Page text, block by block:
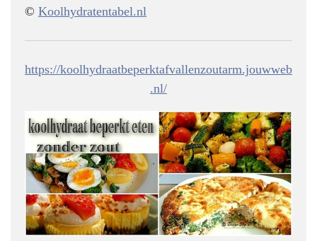
© Koolhydratentabel.nl
https://koolhydraatbeperktafvallenzoutarm.jouwweb
.nl/